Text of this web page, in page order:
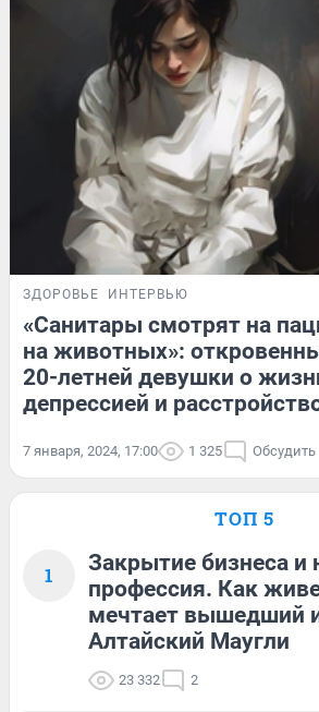
ЗДОРОВЬЕ ИНТЕРВЬЮ
«Санитары смотрят на
на животных»:
20-летней девушки о
депрессией и
7 января, 2024, 17:00 1 325 Обсудить
ТОП 5
1
Закрытие бизнеса и
профессия. Как
мечтает вышедший
Алтайский Маугли
23 332 2